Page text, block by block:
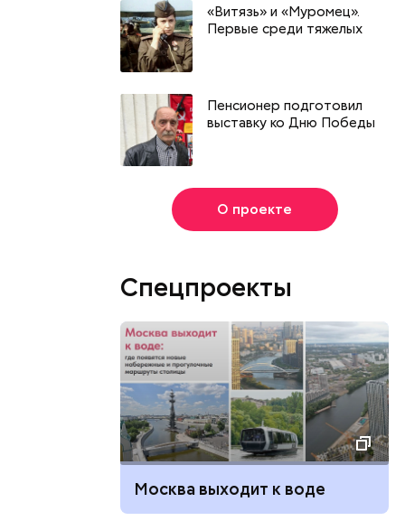
«Витязь» и «Муромец».
Первые среди тяжелых
Пенсионер подготовил
выставку ко Дню Победы
О проекте
Спецпроекты
Москва выходит к воде